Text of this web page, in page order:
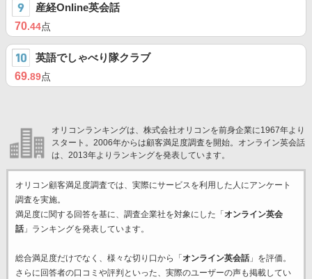
産経Online英会話
70.44点
英語でしゃべり隊クラブ
69.89点
オリコンランキングは、株式会社オリコンを前身企業に1967年より
スタート。2006年からは顧客満足度調査を開始。オンライン英会話
は、2013年よりランキングを発表しています。
オリコン顧客満足度調査では、実際にサービスを利用した 人にアンケート
調査を実施。
満足度に関する回答を基に、調査企業社を対象にした「 オンライン英会
話」ランキングを発表しています。
総合満足度だけでなく、様々な切り口から「 オンライン英会話」を評価。
さらに回答者の口コミや評判といった、実際のユーザーの声も掲載してい